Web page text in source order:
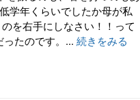
学年くらいでしたか母が私
を右手にしなさい！！って
たのです。... 続きをみる